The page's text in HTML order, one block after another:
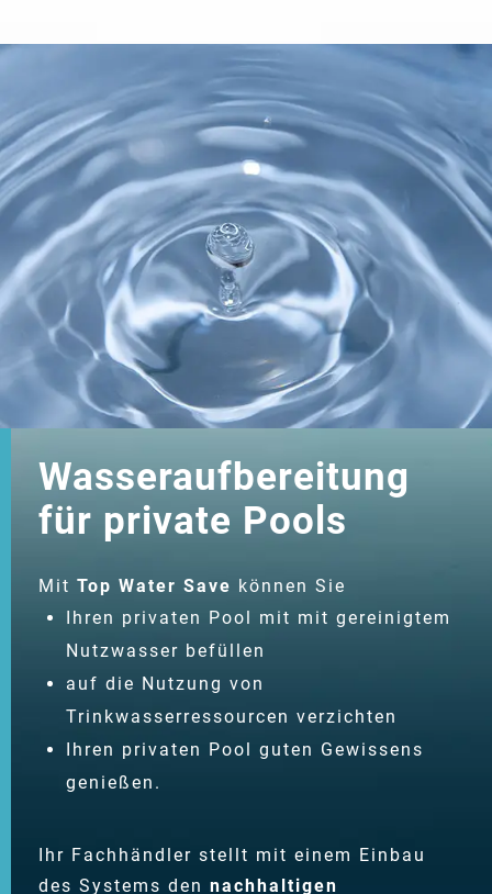
Wasseraufbereitung
für private Pools
Mit Top Water Save können Sie
Ihren privaten Pool mit mit gereinigtem
Nutzwasser befüllen
auf die Nutzung von
Trinkwasserressourcen verzichten
Ihren privaten Pool guten Gewissens
genießen.
Ihr Fachhändler stellt mit einem Einbau
des Systems den nachhaltigen